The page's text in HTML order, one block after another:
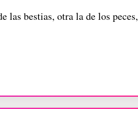
las bestias, otra la de los peces,